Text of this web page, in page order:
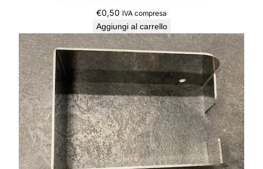
€0,50 IVA compresa
Aggiungi al carrello